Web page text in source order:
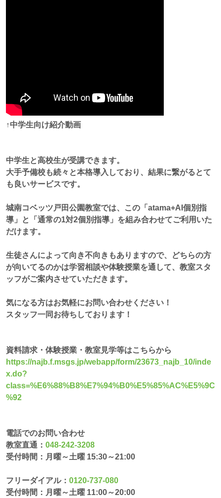
↑中学生向け紹介動画
中学生と高校生が受講できます。
大手予備校も続々と本格導入しており、結果に繋がるとて
も良いサービスです。
城南コベッツ戸田公園教室では、この「atama+AI個別指
導」と「通常の1対2個別指導」を組み合わせてご利用いた
だけます。
生徒さんによって向き不向きもありますので、どちらの方
が向いてるのかは学習相談や体験授業を通して、教室スタ
ッフがご案内させていただきます。
気になる方はお気軽にお問い合わせください！
スタッフ一同お待ちしております！
資料請求・体験授業・教室見学等はこちらから
https://najb.f.msgs.jp/webapp/form/23673_najb_10/inde
x.do?
class=%E6%88%B8%E7%94%B0%E5%85%AC%E5%9C
%92
電話でのお問い合わせ
教室直通： 048-242-3208
受付時間：月曜～土曜 15:30～21:00
フリーダイアル： 0120-737-080
受付時間：月曜～土曜 11:00～20:00